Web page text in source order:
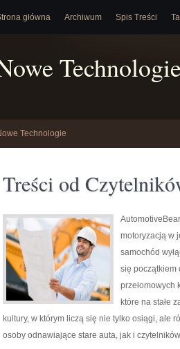
główna Archiwum Spis Treści
Technologie
Treści od
motoryzacją w
samochód
się początkiem
przełomowych
które na stałe
kultury, w którym liczą się nie tylko osiągi, ale
osoby odnawiające stare auta, jak i